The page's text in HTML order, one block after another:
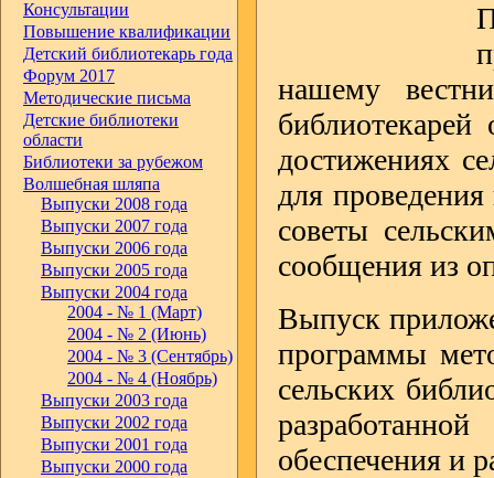
Консультации
Повышение квалификации
Детский библиотекарь года
Форум 2017
Методические письма
Детские библиотеки
области
Библиотеки за рубежом
Волшебная шляпа
Выпуски 2008 года
Выпуски 2007 года
Выпуски 2006 года
Выпуски 2005 года
Выпуски 2004 года
2004 - № 1 (Март)
2004 - № 2 (Июнь)
2004 - № 3 (Сентябрь)
2004 - № 4 (Ноябрь)
Выпуски 2003 года
Выпуски 2002 года
Выпуски 2001 года
Выпуски 2000 года
нашему
достижениях
для
советы
сообщения из
Выпуск
программы
сельских
обеспечения и